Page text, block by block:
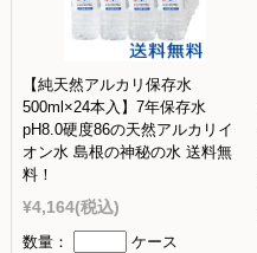
【純天然アルカリ保存水
500ml×24本入】7年保存水
pH8.0硬度86の天然アルカリイ
オン水 島根の神秘の水 送料無
料！
¥4,164(税込)
数量： ケース